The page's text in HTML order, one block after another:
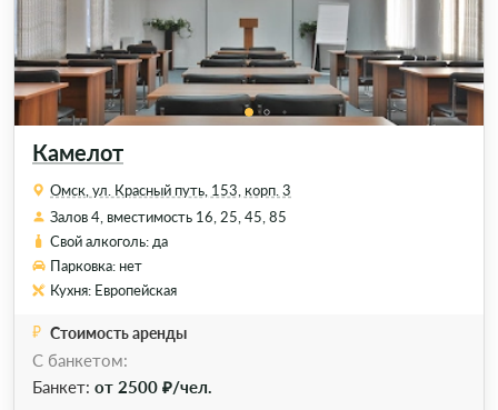
Камелот
Омск, ул. Красный путь, 153, корп. 3
Залов 4, вместимость 16, 25, 45, 85
Свой алкоголь: да
Парковка: нет
Кухня: Европейская
Стоимость аренды
С банкетом:
Банкет: от 2500 ₽/чел.